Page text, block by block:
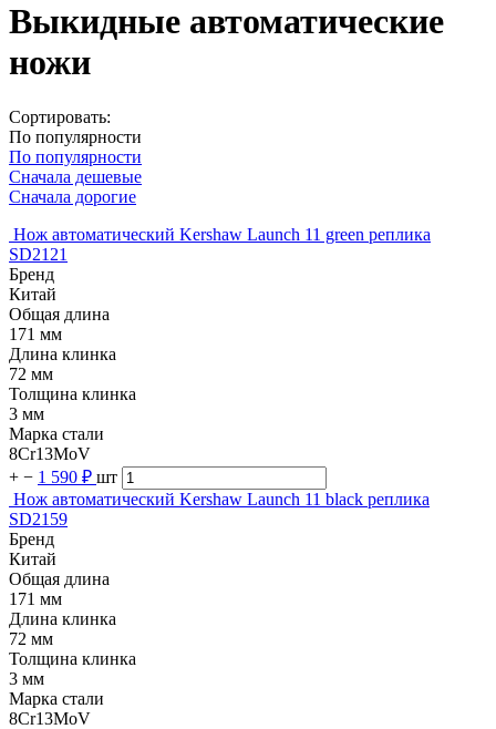
Выкидные автоматические
ножи
Сортировать:
По популярности
По популярности
Сначала дешевые
Сначала дорогие
Нож автоматический Kershaw Launch 11 green реплика
SD2121
Бренд
Китай
Общая длина
171 мм
Длина клинка
72 мм
Толщина клинка
3 мм
Марка стали
8Cr13MoV
+ − 1 590 ₽ шт
Нож автоматический Kershaw Launch 11 black реплика
SD2159
Бренд
Китай
Общая длина
171 мм
Длина клинка
72 мм
Толщина клинка
3 мм
Марка стали
8Cr13MoV